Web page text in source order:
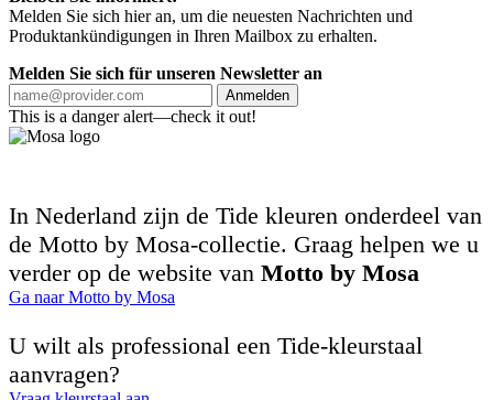
Melden Sie sich hier an, um die neuesten Nachrichten und
Produktankündigungen in Ihren Mailbox zu erhalten.
Melden Sie sich für unseren Newsletter an
Anmelden
This is a danger alert—check it out!
In Nederland zijn de Tide kleuren onderdeel van
de Motto by Mosa-collectie. Graag helpen we u
verder op de website van Motto by Mosa
Ga naar Motto by Mosa
U wilt als professional een Tide-kleurstaal
aanvragen?